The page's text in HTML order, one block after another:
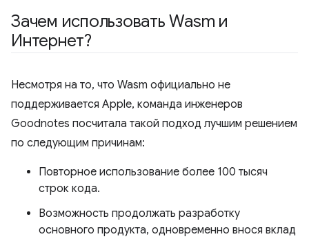
Зачем использовать Wasm и
Интернет?
Несмотря на то, что Wasm официально не
поддерживается Apple, команда инженеров
Goodnotes посчитала такой подход лучшим решением
по следующим причинам:
Повторное использование более 100 тысяч
строк кода.
Возможность продолжать разработку
основного продукта, одновременно внося вклад